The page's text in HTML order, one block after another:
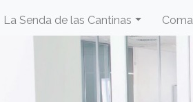
La Senda de las Cantinas